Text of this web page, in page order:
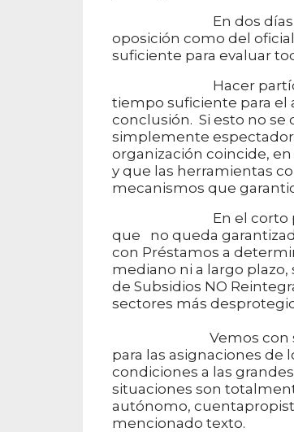
En dos días hemos
oposición como del
suficiente para evaluar
Hacer partícipes a
tiempo suficiente para el
conclusión. Si esto no
simplemente
organización coincide,
y que las herramientas
mecanismos que
En el corto plazo
que no queda
con Préstamos a
mediano ni a largo plazo,
de Subsidios NO
sectores más
Vemos con suma
para las asignaciones de
condiciones a las
situaciones son
autónomo,
mencionado texto.